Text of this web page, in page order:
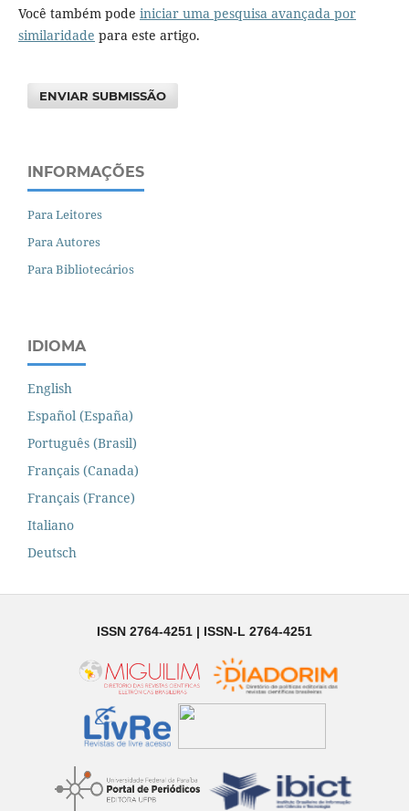
Você também pode iniciar uma pesquisa avançada por
similaridade para este artigo.
ENVIAR SUBMISSÃO
INFORMAÇÕES
Para Leitores
Para Autores
Para Bibliotecários
IDIOMA
English
Español (España)
Português (Brasil)
Français (Canada)
Français (France)
Italiano
Deutsch
ISSN 2764-4251 | ISSN-L 2764-4251